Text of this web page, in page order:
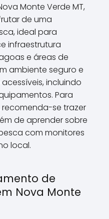
Monte Verde MT,
de uma
ideal para
infraestrutura
e áreas de
ambiente seguro e
incluindo
Para
recomenda-se trazer
de aprender sobre
com monitores
local.
de
Nova Monte